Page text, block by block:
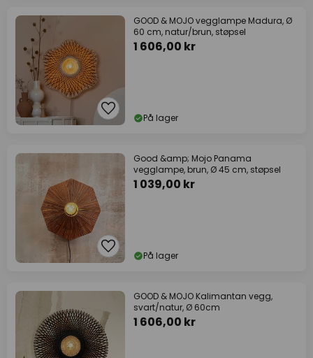
GOOD & MOJO vegglampe Madura, Ø
60 cm, natur/brun, støpsel
1 606,00 kr
På lager
Good &amp; Mojo Panama
vegglampe, brun, Ø 45 cm, støpsel
1 039,00 kr
På lager
GOOD & MOJO Kalimantan vegg,
svart/natur, Ø 60cm
1 606,00 kr